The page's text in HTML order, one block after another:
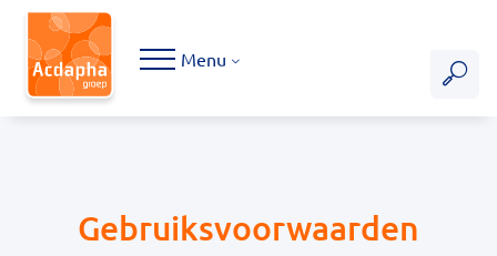
Hoofdmenu
Menu
Gebruiksvoorwaarden